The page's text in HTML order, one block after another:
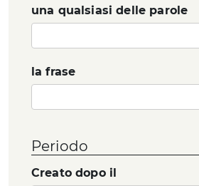
una qualsiasi delle parole
la frase
Periodo
Creato dopo il